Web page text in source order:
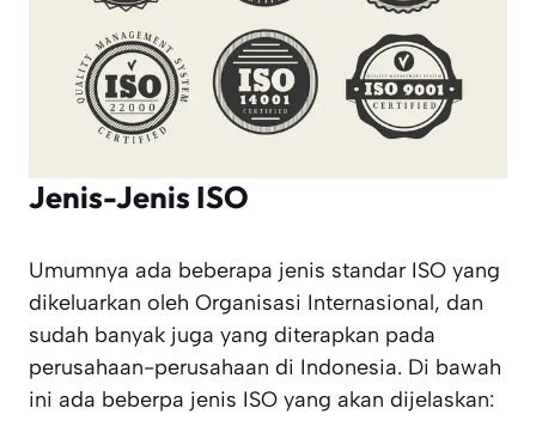
Jenis-Jenis ISO
Umumnya ada beberapa jenis standar ISO yang
dikeluarkan oleh Organisasi Internasional, dan
sudah banyak juga yang diterapkan pada
perusahaan-perusahaan di Indonesia. Di bawah
ini ada beberpa jenis ISO yang akan dijelaskan: